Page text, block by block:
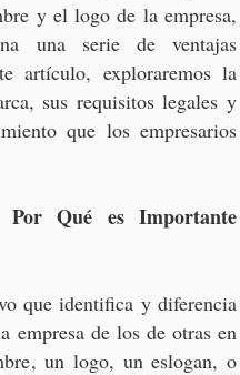
y el logo de la empresa,
una serie de ventajas
artículo, exploraremos la
sus requisitos legales y
que los empresarios
Qué es Importante
que identifica y diferencia
empresa de los de otras en
un logo, un eslogan, o